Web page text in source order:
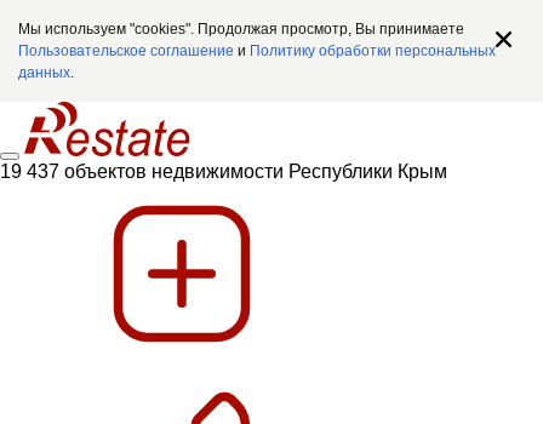
Мы используем "cookies". Продолжая просмотр, Вы принимаете
Пользовательское соглашение и Политику обработки персональных
данных.
19 437 объектов недвижимости Республики Крым